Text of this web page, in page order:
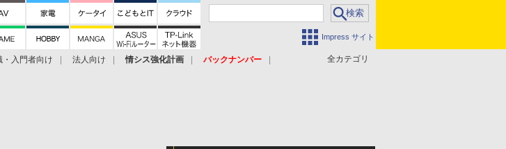
Impress サイト
全カテゴリ
・入門者向け 法人向け 情シス強化計画
バックナンバー